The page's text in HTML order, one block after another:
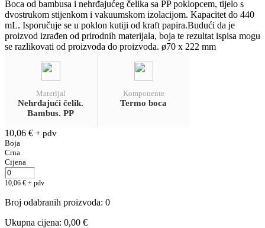
Boca od bambusa i nehrđajućeg čelika sa PP poklopcem, tijelo s
dvostrukom stijenkom i vakuumskom izolacijom. Kapacitet do 440
mL. Isporučuje se u poklon kutiji od kraft papira.Budući da je
proizvod izrađen od prirodnih materijala, boja te rezultat ispisa mogu
se razlikovati od proizvoda do proizvoda. ø70 x 222 mm
Materijal
Nehrđajući čelik.
Bambus. PP
Komponente
Termo boca
10,06 € + pdv
Boja
Crna
Cijena
10,06 € + pdv
Broj odabranih proizvoda: 0
Ukupna cijena: 0,00 €